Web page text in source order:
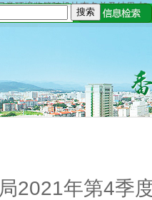
常环境监管随机抽查名单及结果-加
2021年第4季